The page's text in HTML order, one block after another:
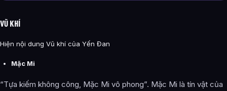
VŨ KHÍ
Hiện nội dung Vũ khí của Yến Đan
Mặc Mi
“Tựa kiếm không công, Mặc Mi vô phong”. Mặc Mi là tín vật của